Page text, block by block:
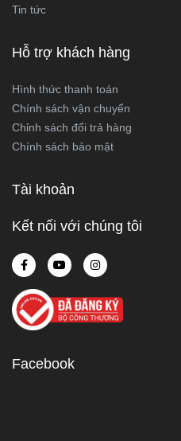
Tin tức
Hỗ trợ khách hàng
Hình thức thanh toán
Chính sách vận chuyển
Chỉnh sách đổi trả hàng
Chính sách bảo mật
Tài khoản
Kết nối với chúng tôi
Facebook